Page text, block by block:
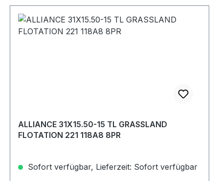
ALLIANCE 31X15.50-15 TL GRASSLAND
FLOTATION 221 118A8 8PR
Sofort verfügbar, Lieferzeit: Sofort verfügbar